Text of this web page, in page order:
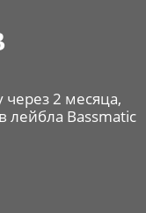
2 месяца,
лейбла Bassmatic